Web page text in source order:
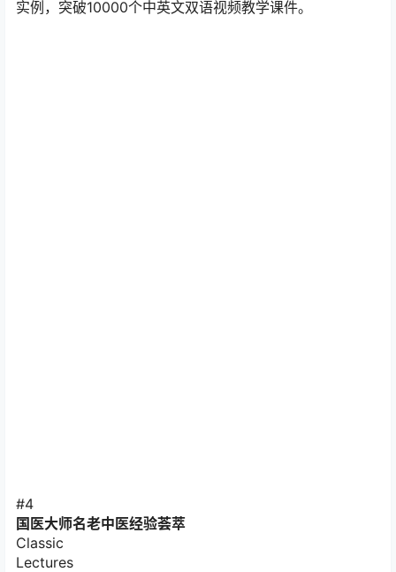
实例，突破10000个中英文双语视频教学课件。
#4
国医大师名老中医经验荟萃
Classic
Lectures